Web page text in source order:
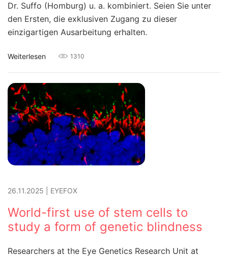
Dr. Suffo (Homburg) u. a. kombiniert. Seien Sie unter
den Ersten, die exklusiven Zugang zu dieser
einzigartigen Ausarbeitung erhalten.
Weiterlesen 1310
26.11.2025 EYEFOX
World-first use of stem cells to
study a form of genetic blindness
Researchers at the Eye Genetics Research Unit at